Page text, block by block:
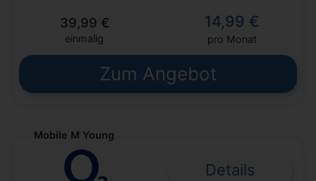
39,99 €
einmalig
14,99 €
pro Monat
Zum Angebot
Mobile M Young
Details